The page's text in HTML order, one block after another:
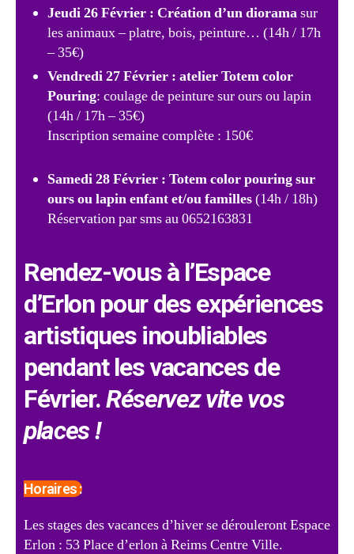
Jeudi 26 Février : Création d’un dioramasur
les animaux – platre, bois, peinture… (14h / 17h
– 35€)
Vendredi 27 Février : atelier Totem color
Pouring: coulage de peinture sur ours ou lapin
(14h / 17h – 35€)
Inscription semaine complète : 150€
Samedi 28 Février : Totem color pouring sur
ours ou lapin enfant et/ou familles(14h / 18h)
Réservation par sms au 0652163831
Rendez-vous à l’Espace
d’Erlonpour des expériences
artistiques inoubliables
pendant les vacances de
Février.Réservez vite vos
places !
Horaires :
Les stages des vacances d’hiver se dérouleront Espace
Erlon : 53 Place d’erlon à Reims Centre Ville.